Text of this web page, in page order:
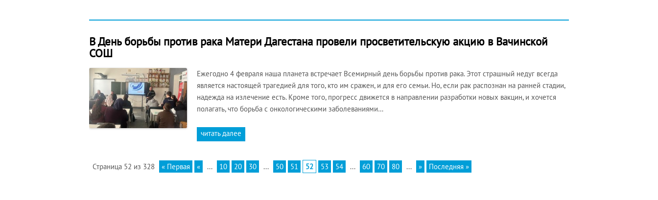
В День борьбы против рака Матери Дагестана провели просветительскую акцию в Вачинской
СОШ
Ежегодно 4 февраля наша планета встречает Всемирный день борьбы против рака. Этот страшный недуг всегда
является настоящей трагедией для того, кто им сражен, и для его семьи. Но, если рак распознан на ранней стадии,
надежда на излечение есть. Кроме того, прогресс движется в направлении разработки новых вакцин, и хочется
полагать, что борьба с онкологическими заболеваниями…
читать далее
Страница 52 из 328 « Первая « ... 10 20 30 ... 50 51 52 53 54 ... 60 70 80 ... » Последняя »